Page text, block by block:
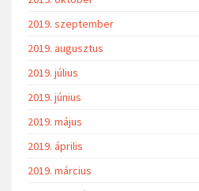
2019. szeptember
2019. augusztus
2019. július
2019. június
2019. május
2019. április
2019. március